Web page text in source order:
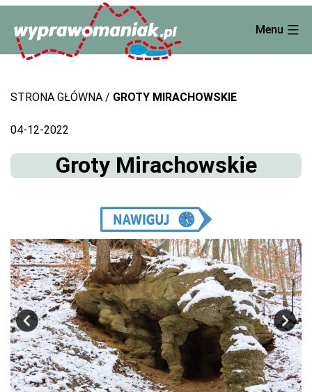
content
Menu
STRONA GŁÓWNA GROTY MIRACHOWSKIE
04-12-2022
Groty Mirachowskie